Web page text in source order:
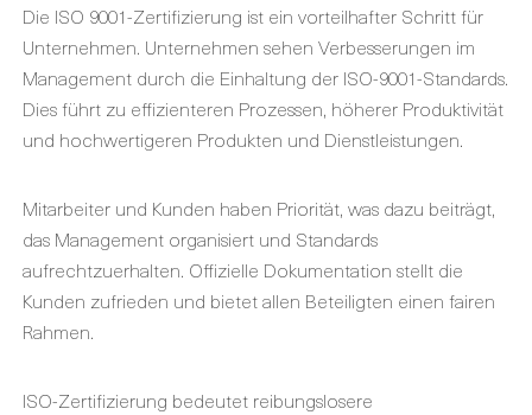
Die ISO 9001-Zertifizierung ist ein vorteilhafter Schritt für
Unternehmen. Unternehmen sehen Verbesserungen im
Management durch die Einhaltung der ISO-9001-Standards.
Dies führt zu effizienteren Prozessen, höherer Produktivität
und hochwertigeren Produkten und Dienstleistungen.
Mitarbeiter und Kunden haben Priorität, was dazu beiträgt,
das Management organisiert und Standards
aufrechtzuerhalten. Offizielle Dokumentation stellt die
Kunden zufrieden und bietet allen Beteiligten einen fairen
Rahmen.
ISO-Zertifizierung bedeutet reibungslosere